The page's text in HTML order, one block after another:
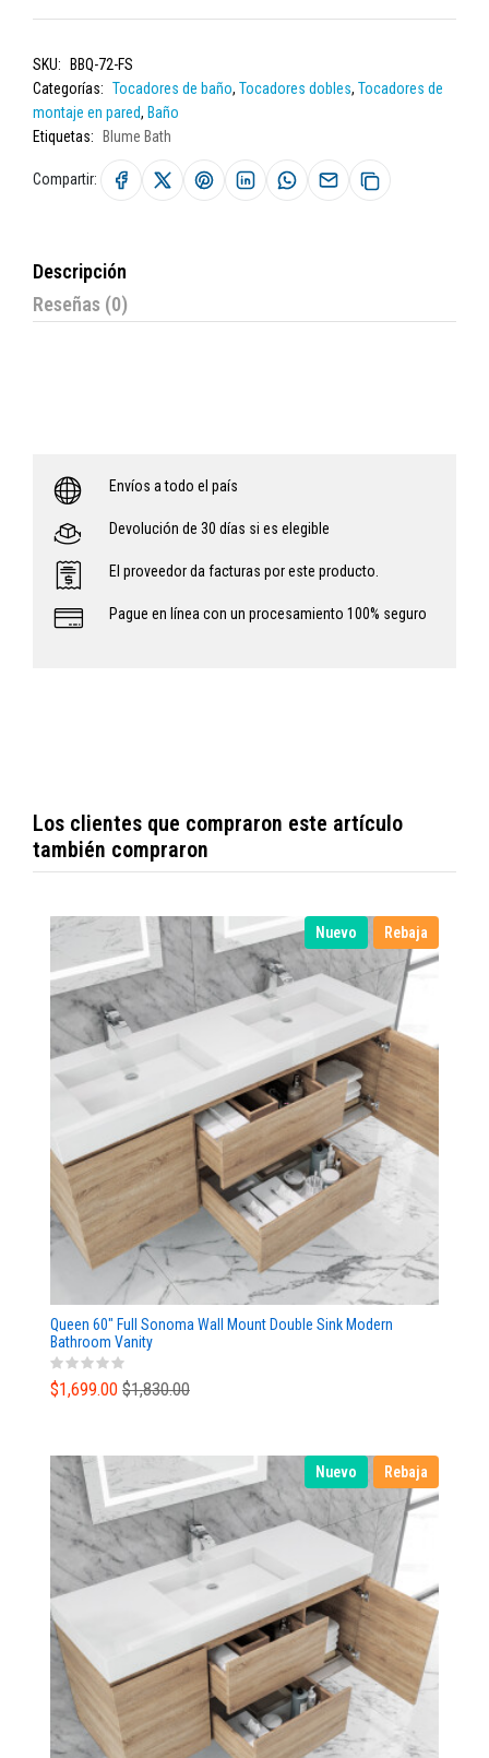
SKU:
BBQ-72-FS
Categorías: Tocadores de baño, Tocadores dobles, Tocadores de
montaje en pared, Baño
Etiquetas:
Blume Bath
Compartir:
Descripción
Reseñas (0)
Envíos a todo el país
Devolución de 30 días si es elegible
El proveedor da facturas por este producto.
Pague en línea con un procesamiento 100% seguro
Los clientes que compraron este artículo
también compraron
Nuevo Rebaja
Queen 60" Full Sonoma Wall Mount Double Sink Modern
Bathroom Vanity
$1,699.00 $1,830.00
Nuevo Rebaja